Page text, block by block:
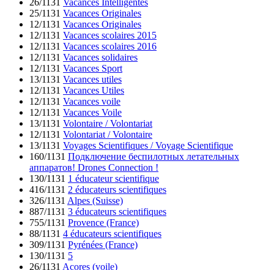
25/1131 Vacances Originales
12/1131 Vacances Originales
12/1131 Vacances scolaires 2015
12/1131 Vacances scolaires 2016
12/1131 Vacances solidaires
12/1131 Vacances Sport
13/1131 Vacances utiles
12/1131 Vacances Utiles
12/1131 Vacances voile
12/1131 Vacances Voile
13/1131 Volontaire / Volontariat
12/1131 Volontariat / Volontaire
13/1131 Voyages Scientifiques / Voyage Scientifique
160/1131 Подключение беспилотных летательных
аппаратов! Drones Connection !
130/1131 1 éducateur scientifique
416/1131 2 éducateurs scientifiques
326/1131 Alpes (Suisse)
887/1131 3 éducateurs scientifiques
755/1131 Provence (France)
88/1131 4 éducateurs scientifiques
309/1131 Pyrénées (France)
130/1131 5
26/1131 Acores (voile)